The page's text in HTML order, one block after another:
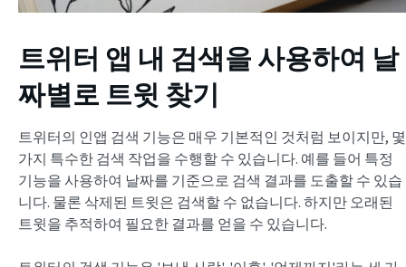
트위터 앱 내 검색을 사용하여 날
짜별로 트윗 찾기
트위터의 인앱 검색 기능은 매우 기본적인 것처럼 보이지만, 몇
가지 특수한 검색 작업을 수행할 수 있습니다. 예를 들어 특정
기능을 사용하여 날짜를 기준으로 검색 결과를 도출할 수 있습
니다. 물론 삭제된 트윗은 검색할 수 없습니다. 하지만 오래된
트윗을 추적하여 필요한 결과를 얻을 수 있습니다.